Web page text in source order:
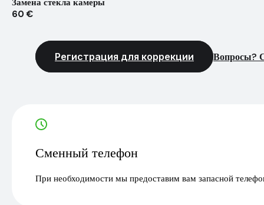
Замена стекла камеры
60 €
Регистрация для коррекции Вопросы?
Сменный телефон
При необходимости мы предоставим вам запасной